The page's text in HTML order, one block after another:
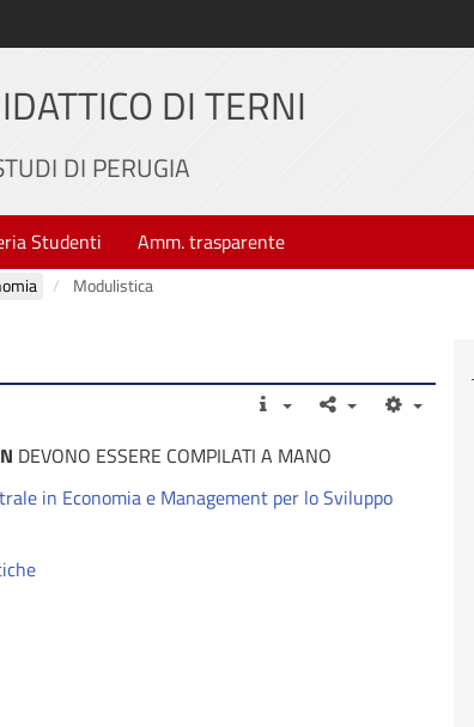
DI TERNI
DI PERUGIA
Studenti Amm. trasparente
Modulistica
DEVONO ESSERE COMPILATI A MANO
in Economia e Management per lo Sviluppo